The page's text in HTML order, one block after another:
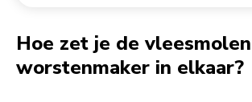
Hoe zet je de
worstenmaker in elkaar?